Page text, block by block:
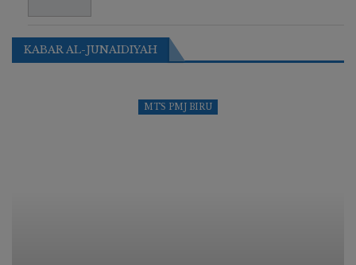
KABAR AL-JUNAIDIYAH
MTS PMJ BIRU